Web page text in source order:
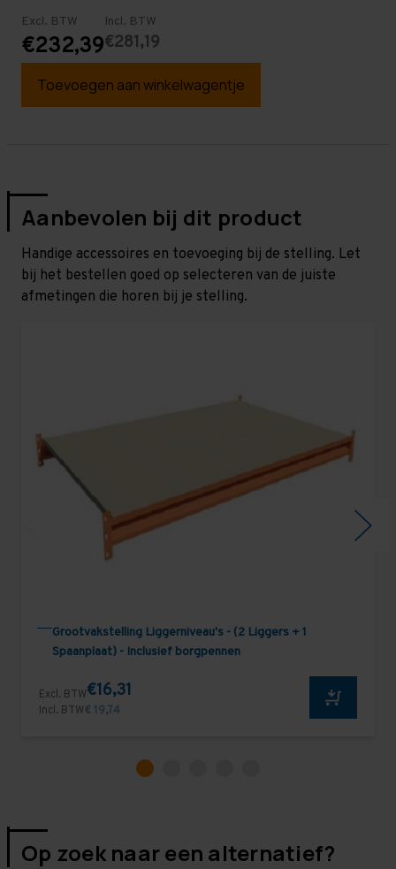
Excl. BTW
€232,39
Incl. BTW
€281,19
Toevoegen aan winkelwagentje
Aanbevolen bij dit product
Handige accessoires en toevoeging bij de stelling. Let
bij het bestellen goed op selecteren van de juiste
afmetingen die horen bij je stelling.
Grootvakstelling Liggerniveau's - (2 Liggers + 1
Spaanplaat) - Inclusief borgpennen
Excl. BTW€16,31
Incl. BTW€ 19,74
Op zoek naar een alternatief?